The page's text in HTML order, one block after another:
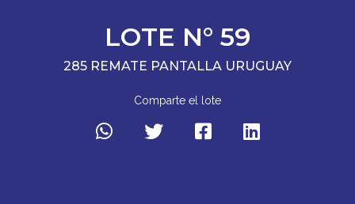
LOTE N° 59
285 REMATE PANTALLA URUGUAY
Comparte el lote